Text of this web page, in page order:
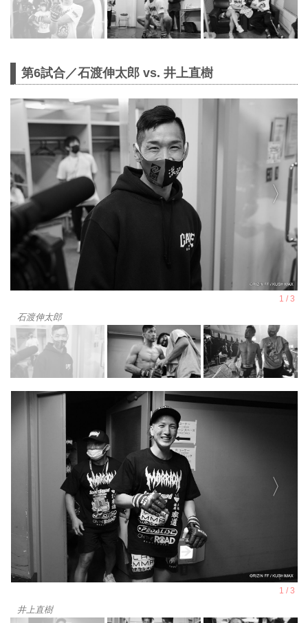
第6試合／石渡伸太郎 vs. 井上直樹
石渡伸太郎
井上直樹